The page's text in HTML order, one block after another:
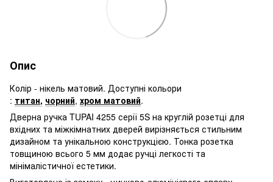
Опис
Колір - нікель матовий. Доступні кольори
: титан, чорний, хром матовий.
Дверна ручка TUPAI 4255 серії 5S на круглій розетці для
вхідних та міжкімнатних дверей вирізняється стильним
дизайном та унікальною конструкцією. Тонка розетка
товщиною всього 5 мм додає ручці легкості та
мінімалістичної естетики.